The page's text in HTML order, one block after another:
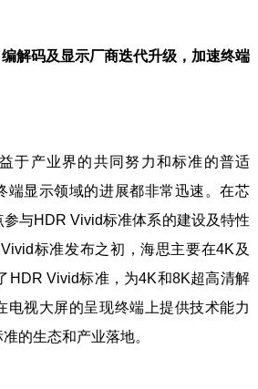
解码及显示厂商迭代升级，加速终端
于产业界的共同努力和标准的普适
端显示领域的进展都非常迅速。在芯
参与HDR Vivid标准体系的建设及特性
标准发布之初，海思主要在4K及
HDR Vivid标准，为4K和8K超高清解
电视大屏的呈现终端上提供技术能力
的生态和产业落地。